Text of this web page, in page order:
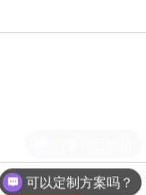
可以定制方案吗？